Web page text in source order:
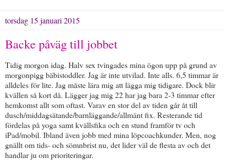
torsdag 15 januari 2015
Backe påväg till jobbet
Tidig morgon idag. Halv sex tvingades mina ögon upp på grund av
morgonpigg bäbistoddler. Jag är inte utvilad. Inte alls. 6,5 timmar är
alldeles för lite. Jag måste lära mig att lägga mig tidigare. Dock blir
kvällen så kort då. Lägger jag mig 22 har jag bara 2-3 timmar efter
hemkomst allt som oftast. Varav en stor del av tiden går åt till
dusch/middagsätande/barnläggande/allmänt fix. Resterande tid
fördelas på yoga samt kvällsfika och en stund framför tv och
iPad/mobil. Ibland även jobb med mina löpcoachkunder. Men, nog
gnällt om tids- och sömnbrist nu, det lider väl de flesta av och det
handlar ju om prioriteringar.